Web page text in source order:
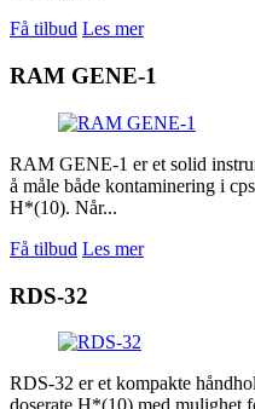
Få tilbud Les mer
RAM GENE-1
RAM GENE-1 er et solid
å måle både kontaminering i
H*(10). Når...
Få tilbud Les mer
RDS-32
RDS-32 er et kompakte